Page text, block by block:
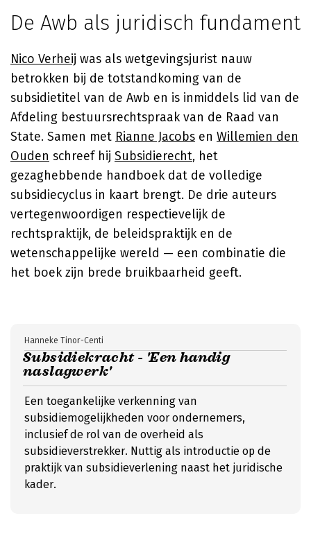
De Awb als juridisch fundament
Nico Verheij was als wetgevingsjurist nauw
betrokken bij de totstandkoming van de
subsidietitel van de Awb en is inmiddels lid van de
Afdeling bestuursrechtspraak van de Raad van
State. Samen met Rianne Jacobs en Willemien den
Ouden schreef hij Subsidierecht, het
gezaghebbende handboek dat de volledige
subsidiecyclus in kaart brengt. De drie auteurs
vertegenwoordigen respectievelijk de
rechtspraktijk, de beleidspraktijk en de
wetenschappelijke wereld — een combinatie die
het boek zijn brede bruikbaarheid geeft.
Subsidiekracht - 'Een handig
naslagwerk'
Hanneke Tinor-Centi
Een toegankelijke verkenning van
subsidiemogelijkheden voor ondernemers,
inclusief de rol van de overheid als
subsidieverstrekker. Nuttig als introductie op de
praktijk van subsidieverlening naast het juridische
kader.